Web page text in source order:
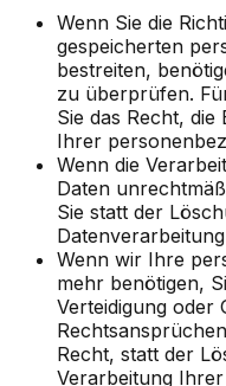
Wenn Sie die
gespeicherten
bestreiten,
zu überprüfen.
Sie das Recht,
Ihrer
Wenn die
Daten
Sie statt der
Wenn wir Ihre
mehr benötigen,
Verteidigung oder
Recht, statt der
Verarbeitung